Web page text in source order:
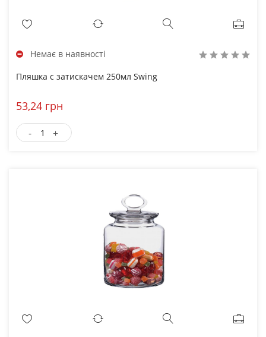
Немає в наявності
Пляшка с затискачем 250мл Swing
53,24 грн
- +